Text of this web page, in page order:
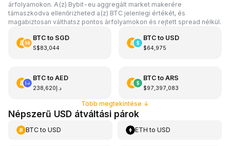
árfolyamokon. A(z) Bybit-eu aggregált market makerére
támaszkodva ellenőrizheted a(z) BTC jelenlegi értékét, és
magabiztosan válthatsz pontos árfolyamokon és rejtett spread nélkül.
BTCto SGD
S$83,044
BTCto USD
$64,975
BTCto AED
د.إ238,620
BTCto ARS
$97,397,083
Több megtekintése ↓
Népszerű USD átváltási párok
BTCto USD ETH toUSD